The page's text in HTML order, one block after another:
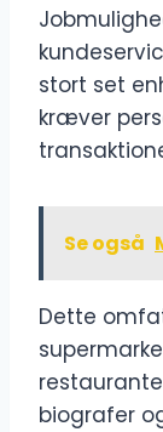
stort set
kræver
Se også
Dette
biografer